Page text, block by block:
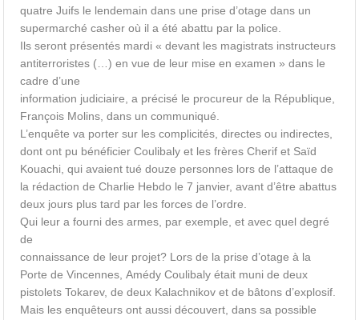
quatre Juifs le lendemain dans une prise d’otage dans un
supermarché casher où il a été abattu par la police.
Ils seront présentés mardi « devant les magistrats instructeurs
antiterroristes (…) en vue de leur mise en examen » dans le
cadre d’une
information judiciaire, a précisé le procureur de la République,
François Molins, dans un communiqué.
L’enquête va porter sur les complicités, directes ou indirectes,
dont ont pu bénéficier Coulibaly et les frères Cherif et Saïd
Kouachi, qui avaient tué douze personnes lors de l’attaque de
la rédaction de Charlie Hebdo le 7 janvier, avant d’être abattus
deux jours plus tard par les forces de l’ordre.
Qui leur a fourni des armes, par exemple, et avec quel degré
de
connaissance de leur projet? Lors de la prise d’otage à la
Porte de Vincennes, Amédy Coulibaly était muni de deux
pistolets Tokarev, de deux Kalachnikov et de bâtons d’explosif.
Mais les enquêteurs ont aussi découvert, dans sa possible